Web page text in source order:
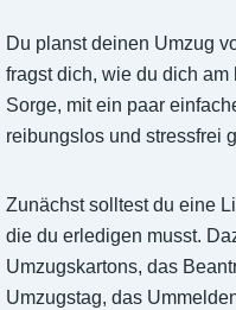
Du planst deinen Umzug
fragst dich, wie du dich
Sorge, mit ein paar
reibungslos und stressfrei
Zunächst solltest du eine
die du erledigen musst.
Umzugskartons, das
Umzugstag, das